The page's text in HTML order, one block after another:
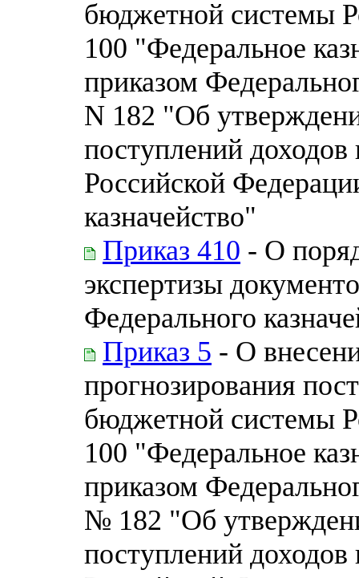
бюджетной системы
100 "Федеральное
приказом
N 182 "Об
поступлений
Российской
казначейство"
Приказ 410 - О
экспертизы
Федерального
Приказ 5 - О
прогнозирования
бюджетной системы
100 "Федеральное
приказом
№ 182 "Об
поступлений